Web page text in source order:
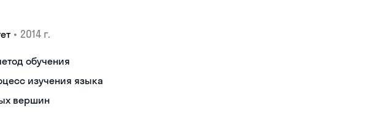
• 2014 г.
обучения
изучения языка
вершин